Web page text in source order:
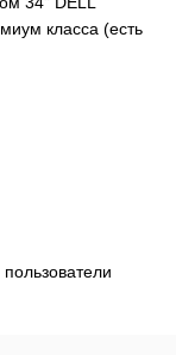
класса (есть